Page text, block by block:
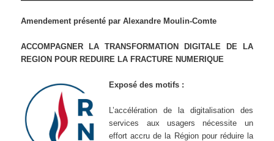
Amendement présenté par Alexandre Moulin-Comte
ACCOMPAGNER LA TRANSFORMATION DIGITALE DE LA
REGION POUR REDUIRE LA FRACTURE NUMERIQUE
Exposé des motifs :
L’accélération de la digitalisation des
services aux usagers nécessite un
effort accru de la Région pour réduire la